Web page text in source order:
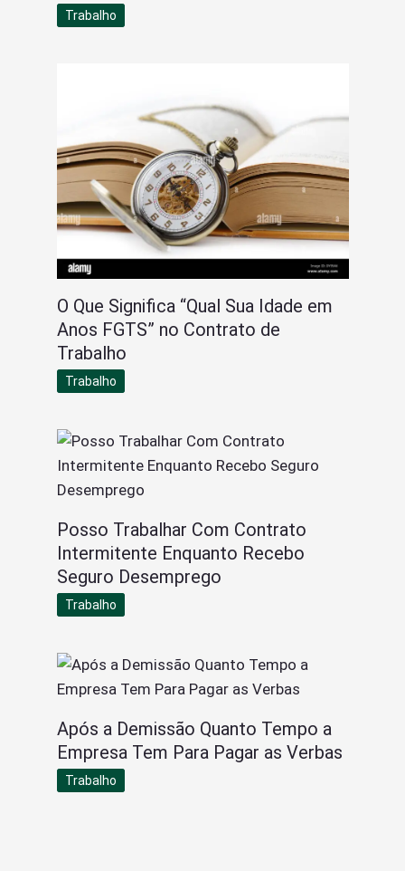
Trabalho
O Que Significa “Qual Sua Idade em
Anos FGTS” no Contrato de
Trabalho
Trabalho
Posso Trabalhar Com Contrato
Intermitente Enquanto Recebo
Seguro Desemprego
Trabalho
Após a Demissão Quanto Tempo a
Empresa Tem Para Pagar as Verbas
Trabalho